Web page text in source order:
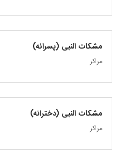
مشکات النبی (پسرانه)
مراکز
مشکات النبی (دخترانه)
مراکز